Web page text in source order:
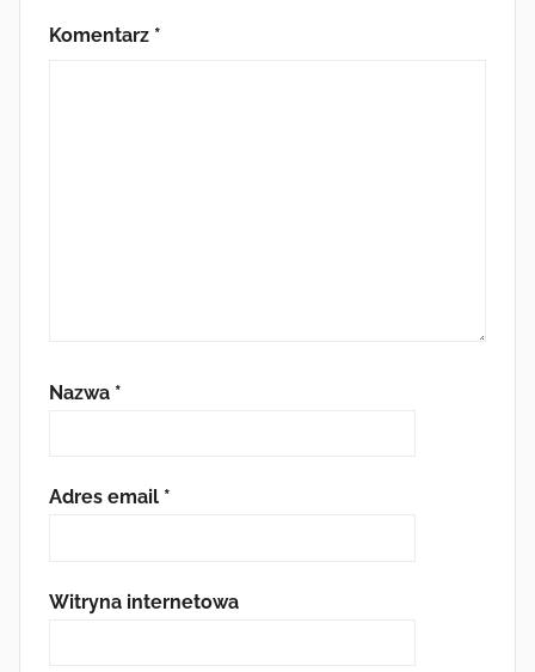
Komentarz *
Nazwa *
Adres email *
Witryna internetowa